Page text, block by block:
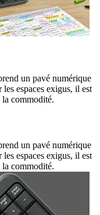
un pavé numérique
espaces exigus, il est
la commodité.
un pavé numérique
espaces exigus, il est
la commodité.